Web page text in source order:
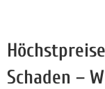
Schaden –